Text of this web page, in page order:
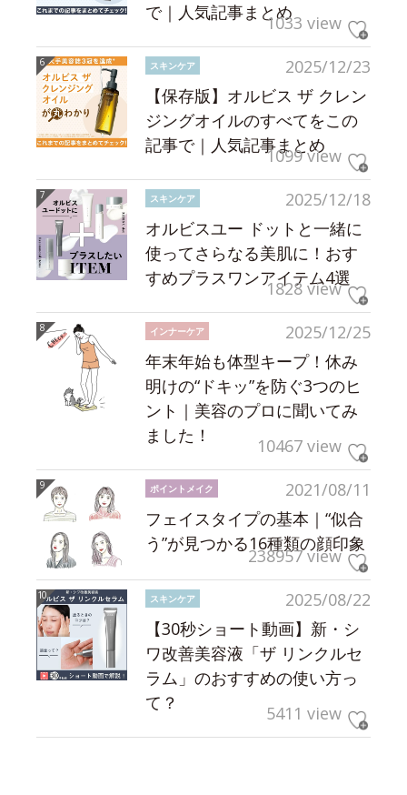
で｜人気記事まとめ1033 view
2025/12/23
スキンケア
【保存版】オルビス ザ クレン
ジングオイルのすべてをこの
記事で｜人気記事まとめ
1099 view
2025/12/18
スキンケア
オルビスユー ドットと一緒に
使ってさらなる美肌に！おす
すめプラスワンアイテム4選
1828 view
2025/12/25
インナーケア
年末年始も体型キープ！休み
明けの“ドキッ”を防ぐ3つのヒ
ント｜美容のプロに聞いてみ
ました！
10467 view
2021/08/11
ポイントメイク
フェイスタイプの基本｜“似合
う”が見つかる16種類の顔印象
238957 view
2025/08/22
スキンケア
【30秒ショート動画】新・シ
ワ改善美容液「ザ リンクルセ
ラム」のおすすめの使い方っ
て？
5411 view